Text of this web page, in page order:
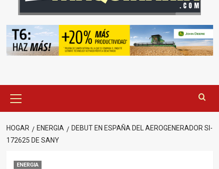
principal
HOGAR ENERGIA
DEBUT EN ESPAÑA DEL AEROGENERADOR SI-
172625 DE SANY
ENERGIA